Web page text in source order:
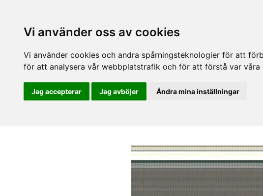
Vi använder oss av cookies
Vi använder cookies och andra spårningsteknologier för att
för att analysera vår webbplatstrafik och för att förstå var våra
Jag accepterar Jag avböjer Ändra mina inställningar